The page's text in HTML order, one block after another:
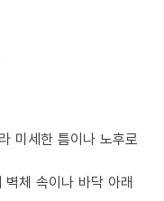
미세한 틈이나 노후로
체 속이나 바닥 아래